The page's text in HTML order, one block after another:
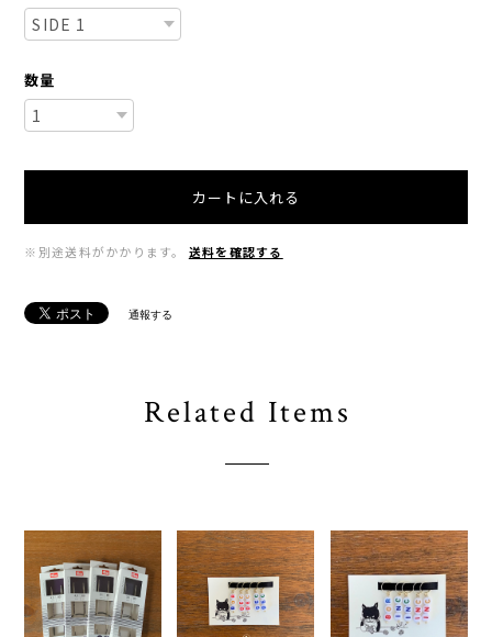
数量
カートに入れる
※別途送料がかかります。 送料を確認する
通報する
Related Items